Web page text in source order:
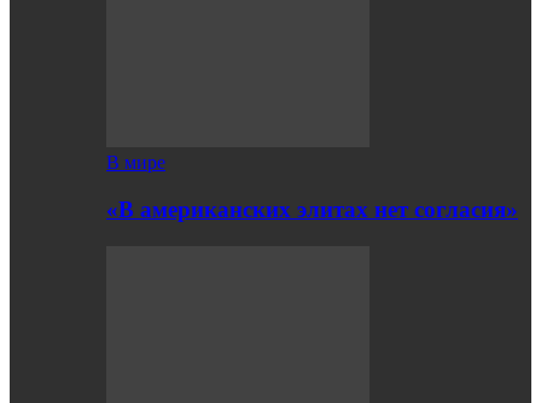
В мире
«В американских элитах нет согласия»